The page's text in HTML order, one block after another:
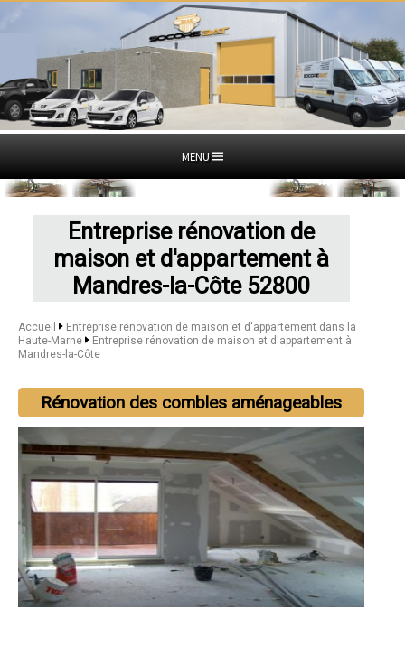
MENU
Entreprise rénovation de
maison et d'appartement à
Mandres-la-Côte 52800
Accueil
Entreprise rénovation de maison et d'appartement dans la
Haute-Marne
Entreprise rénovation de maison et d'appartement à
Mandres-la-Côte
Rénovation des combles aménageables